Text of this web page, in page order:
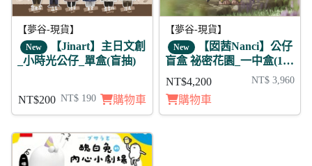
【夢谷-現貨】
New 【Jinart】主日文創
_小時光公仔_單盒(盲抽)
NT$200 NT$ 190 購物車
【夢谷-現貨】
New 【囡茜Nanci】公仔
盲盒 祕密花園_一中盒(12
NT$4,200 NT$ 3,960
購物車
95折